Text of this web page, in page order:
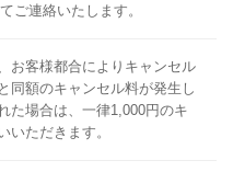
ご連絡いたします。
お客様都合によりキャンセル
同額のキャンセル料が発生し
た場合は、一律1,000円のキ
いただきます。